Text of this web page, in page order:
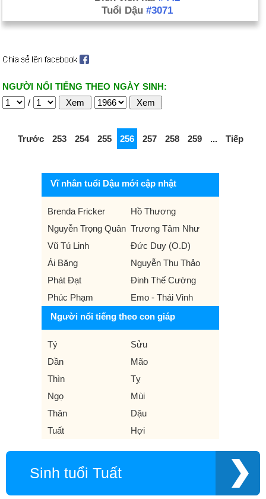
Tuổi Dậu #3071
NGƯỜI NỔI TIẾNG THEO NGÀY SINH:
/
Trước 253 254 255 256 257 258 259 ... Tiếp
Vĩ nhân tuổi Dậu mới cập nhật
Brenda Fricker
Hồ Thương
Nguyễn Trọng Quân Trương Tâm Như
Vũ Tú Linh
Đức Duy (O.D)
Ái Băng
Nguyễn Thu Thảo
Phát Đạt
Đinh Thế Cường
Phúc Phạm
Emo - Thái Vinh
Người nổi tiếng theo con giáp
Tý
Sửu
Dần
Mão
Thìn
Tỵ
Ngọ
Mùi
Thân
Dậu
Tuất
Hợi
Sinh tuổi Tuất